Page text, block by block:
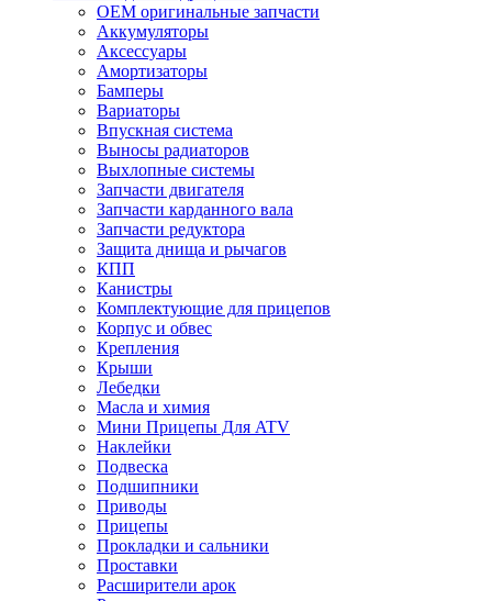
OEM оригинальные запчасти
Аккумуляторы
Аксессуары
Амортизаторы
Бамперы
Вариаторы
Впускная система
Выносы радиаторов
Выхлопные системы
Запчасти двигателя
Запчасти карданного вала
Запчасти редуктора
Защита днища и рычагов
КПП
Канистры
Комплектующие для прицепов
Корпус и обвес
Крепления
Крыши
Лебедки
Масла и химия
Мини Прицепы Для ATV
Наклейки
Подвеска
Подшипники
Приводы
Прицепы
Прокладки и сальники
Проставки
Расширители арок